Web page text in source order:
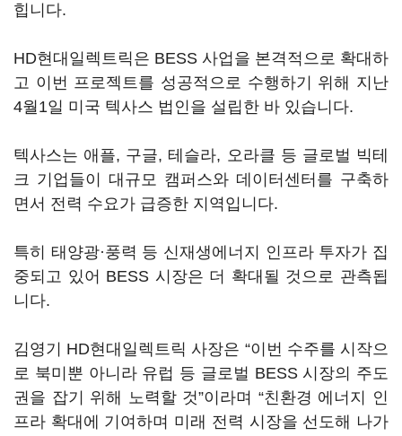
힙니다.
HD현대일렉트릭은 BESS 사업을 본격적으로 확대하
고 이번 프로젝트를 성공적으로 수행하기 위해 지난
4월1일 미국 텍사스 법인을 설립한 바 있습니다.
텍사스는 애플, 구글, 테슬라, 오라클 등 글로벌 빅테
크 기업들이 대규모 캠퍼스와 데이터센터를 구축하
면서 전력 수요가 급증한 지역입니다.
특히 태양광·풍력 등 신재생에너지 인프라 투자가 집
중되고 있어 BESS 시장은 더 확대될 것으로 관측됩
니다.
김영기 HD현대일렉트릭 사장은 “이번 수주를 시작으
로 북미뿐 아니라 유럽 등 글로벌 BESS 시장의 주도
권을 잡기 위해 노력할 것”이라며 “친환경 에너지 인
프라 확대에 기여하며 미래 전력 시장을 선도해 나가